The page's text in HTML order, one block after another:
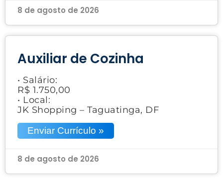
8 de agosto de 2026
Auxiliar de Cozinha
• Salário:
R$ 1.750,00
• Local:
JK Shopping – Taguatinga, DF
Enviar Currículo »
8 de agosto de 2026